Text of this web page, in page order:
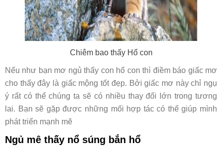
Chiêm bao thấy Hổ con
Nếu như bạn mơ ngủ thấy con hổ con thì điềm báo giấc mơ
cho thấy đây là giấc mộng tốt đẹp. Bởi giấc mơ này chỉ ngụ
ý rất có thể chúng ta sẽ có nhiều thay đổi lớn trong tương
lai. Bạn sẽ gặp được những mối hợp tác có thể giúp mình
phát triển mạnh mẽ
Ngủ mê thấy nổ súng bắn hổ